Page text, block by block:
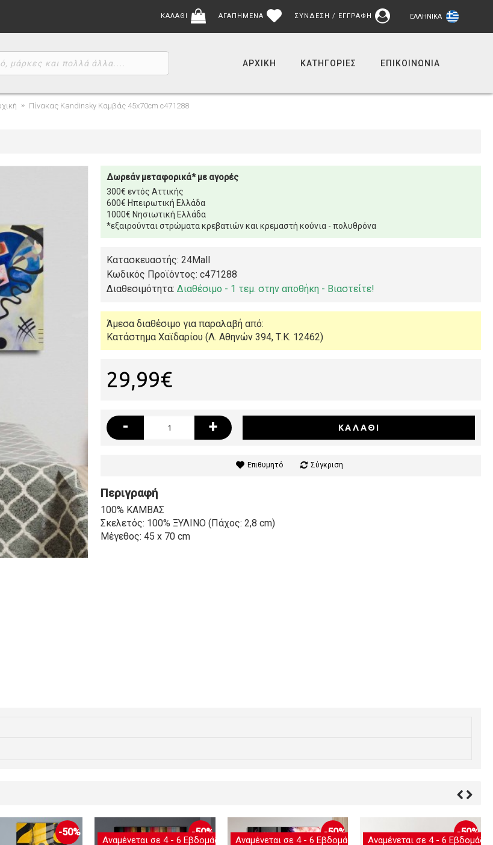
ΕΛΛΗΝΙΚΆ
ΚΑΛΑΘΙ ΑΓΑΠΗΜΕΝΑ ΣΥΝΔΕΣΗ / ΕΓΓΡΑΦΗ
ΑΡΧΙΚΉ ΚΑΤΗΓΟΡΙΕΣ ΕΠΙΚΟΙΝΩΝΊΑ
Πίνακας Kandinsky Καμβάς 45x70cm c471288
Δωρεάν μεταφορικά* με αγορές
300€ εντός Αττικής
600€ Ηπειρωτική Ελλάδα
1000€ Νησιωτική Ελλάδα
*εξαιρούνται στρώματα κρεβατιών και κρεμαστή κούνια - πολυθρόνα
Κατασκευαστής: 24Mall
Κωδικός Προϊόντος: c471288
Διαθεσιμότητα: Διαθέσιμο - 1 τεμ. στην αποθήκη - Βιαστείτε!
Άμεσα διαθέσιμο για παραλαβή από:
Κατάστημα Χαϊδαρίου (Λ. Αθηνών 394, Τ.Κ. 12462)
29,99€
- + ΚΑΛΆΘΙ
Επιθυμητό Σύγκριση
Περιγραφή
100% ΚΑΜΒΑΣ
Σκελετός: 100% ΞΥΛΙΝΟ (Πάχος: 2,8 cm)
Μέγεθος: 45 x 70 cm
-50% -50%
Αναμένεται σε 4 - 6 Εβδομάδες
-50%
Αναμένεται σε 4 - 6 Εβδομάδες
-50%
Αναμένεται σε 4 - 6